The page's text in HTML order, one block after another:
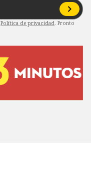
Política de privacidad. Pronto